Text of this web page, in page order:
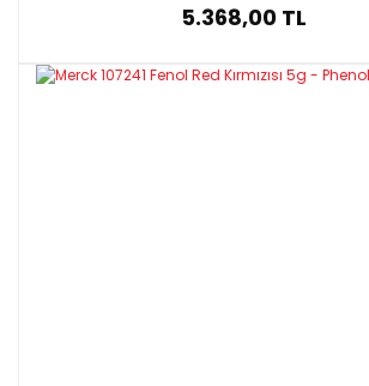
5.368,00 TL